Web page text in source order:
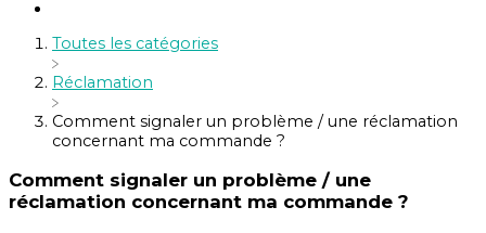
Toutes les catégories
​Réclamation
Comment signaler un problème / une réclamation
concernant ma commande ?
Comment signaler un problème / une
réclamation concernant ma commande ?